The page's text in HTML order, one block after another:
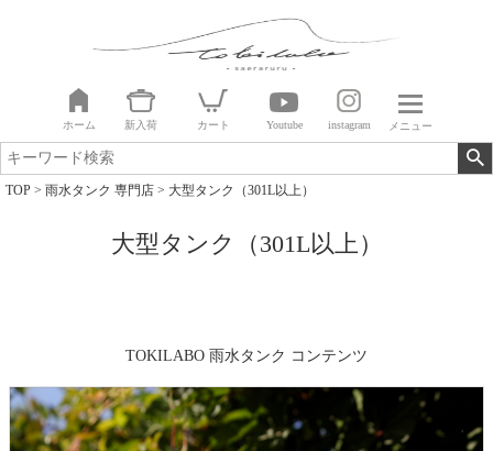
ホーム 新入荷 カート Youtube instagram メニュー
TOP 雨水タンク 専門店 大型タンク（301L以上）
大型タンク（301L以上）
TOKILABO 雨水タンク コンテンツ